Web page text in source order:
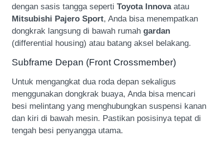
dengan sasis tangga seperti Toyota Innovaatau
Mitsubishi Pajero Sport, Anda bisa menempatkan
dongkrak langsung di bawah rumah gardan
(differential housing) atau batang aksel belakang.
Subframe Depan (Front Crossmember)
Untuk mengangkat dua roda depan sekaligus
menggunakan dongkrak buaya, Anda bisa mencari
besi melintang yang menghubungkan suspensi kanan
dan kiri di bawah mesin. Pastikan posisinya tepat di
tengah besi penyangga utama.